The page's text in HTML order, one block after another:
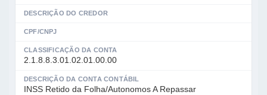
DESCRIÇÃO DO CREDOR
CPF/CNPJ
CLASSIFICAÇÃO DA CONTA
2.1.8.8.3.01.02.01.00.00
DESCRIÇÃO DA CONTA CONTÁBIL
INSS Retido da Folha/Autonomos A Repassar